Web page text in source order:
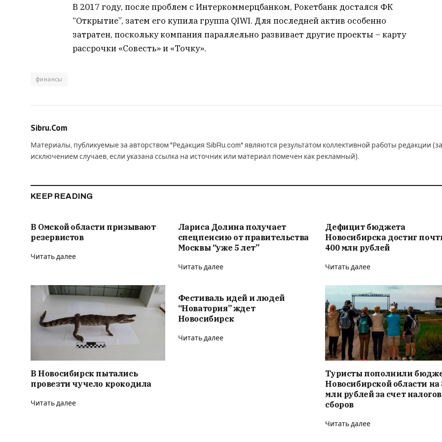
В 2017 году, после проблем с Интеркоммерцбанком, Рокетбанк достался ФК
“Открытие”, затем его купила группа QIWI. Для последней актив особенно
затратен, поскольку компания параллельно развивает другие проекты – карту
рассрочки «Совесть» и «Точку».
финансы
Sibru.Com
Материалы, публикуемые за авторством "Редакция SibRu.com" являются результатом коллективной работы редакции (за
исключением случаев, если указана ссылка на источник или материал помечен как рекламный).
KEEP READING
В Омской области призывают
резервистов
Читать далее
Лариса Долина получает
спецпенсию от правительства
Москвы “уже 5 лет”
Читать далее
Дефицит бюджета
Новосибирска достиг
400 млн рублей
Читать далее
В Новосибирск пытались
провезти чучело крокодила
Читать далее
Фестиваль идей и людей
“Новатория” ждет
Новосибирск
Читать далее
Туристы пополнили
Новосибирской области на
млн рублей за счет
сборов
Читать далее